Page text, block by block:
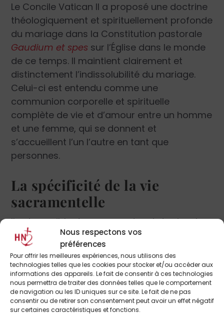
Nous respectons vos
préférences
Pour offrir les meilleures expériences, nous utilisons des
technologies telles que les cookies pour stocker et/ou accéder aux
informations des appareils. Le fait de consentir à ces technologies
nous permettra de traiter des données telles que le comportement
de navigation ou les ID uniques sur ce site. Le fait de ne pas
consentir ou de retirer son consentement peut avoir un effet négatif
sur certaines caractéristiques et fonctions.
Le Concile Vatican II a proposé une doctrine
théologiquement et spirituellement profonde
du mariage dans la Constitution pastorale
Gaudium et spes sur l’Église dans le monde
de ce temps. Il maintient clairement et
distinctement l’indissolubilité du mariage.
Celui-ci est entendu comme une
communion corporelle et spirituelle
complète de vie et d’amour entre un homme
et une femme, qui se donnent et
s’accueillent l’un l’autre en tant que
personnes.
La spécificité de la vie
sacramentelle
Il est possible de comprendre et de vivre le
mariage comme sacrement uniquement
dans le cadre du mystère du Christ. Si l’on
sécularise le mariage ou si on le considère
comme une réalité purement naturelle,
l’accès à sa dimension sacramentelle
demeure caché. Le mariage sacramentel